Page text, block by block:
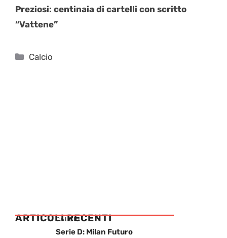
Preziosi: centinaia di cartelli con scritto
“Vattene”
Categorie
Calcio
ARTICOLI RECENTI
CALCIO
Serie D: Milan Futuro